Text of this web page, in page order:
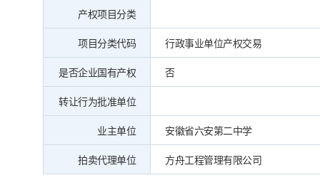
产权项目分类
项目分类代码 行政事业单位产权交易
是否企业国有产权 否
转让行为批准单位
业主单位 安徽省六安第二中学
拍卖代理单位 方舟工程管理有限公司